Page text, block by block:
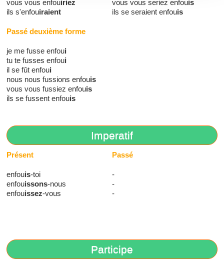
vous vous enfouiriez
ils s'enfouiraient
vous vous seriez enfouis
ils se seraient enfouis
Passé deuxième forme
je me fusse enfoui
tu te fusses enfoui
il se fût enfoui
nous nous fussions enfouis
vous vous fussiez enfouis
ils se fussent enfouis
Imperatif
Présent
enfouis-toi
enfouissons-nous
enfouissez-vous
Passé
-
-
-
Participe